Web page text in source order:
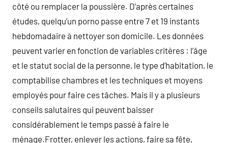
côté ou remplacer la poussière. D’après certaines
études, quelqu’un porno passe entre 7 et 19 instants
hebdomadaire à nettoyer son domicile. Les données
peuvent varier en fonction de variables critères : l’âge
et le statut social de la personne, le type d’habitation, le
comptabilise chambres et les techniques et moyens
employés pour faire ces tâches. Mais il y a plusieurs
conseils salutaires qui peuvent baisser
considérablement le temps passé à faire le
ménage.Frotter, enlever les actions, faire sa fête,